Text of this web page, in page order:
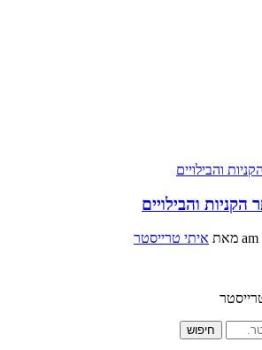
הקניות והבילויים
מאת איתי טרייסטר
חיפוש